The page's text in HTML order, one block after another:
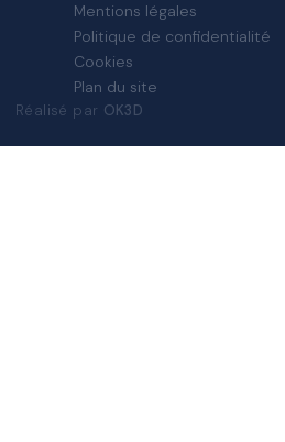
Mentions légales
Politique de confidentialité
Cookies
Plan du site
Réalisé par OK3D